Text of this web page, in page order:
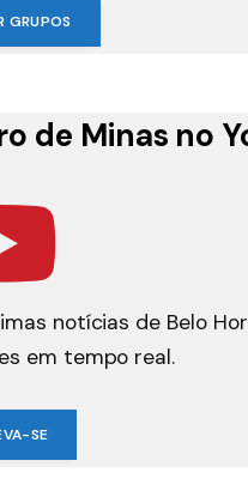
GRUPOS
de Minas no
notícias de Belo
em tempo real.
SE